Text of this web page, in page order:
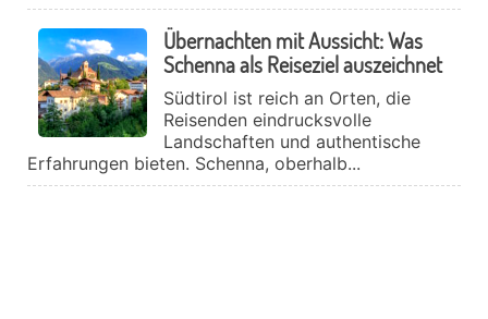
Übernachten mit Aussicht: Was
Schenna als Reiseziel auszeichnet
Südtirol ist reich an Orten, die
Reisenden eindrucksvolle
Landschaften und authentische
Erfahrungen bieten. Schenna, oberhalb...